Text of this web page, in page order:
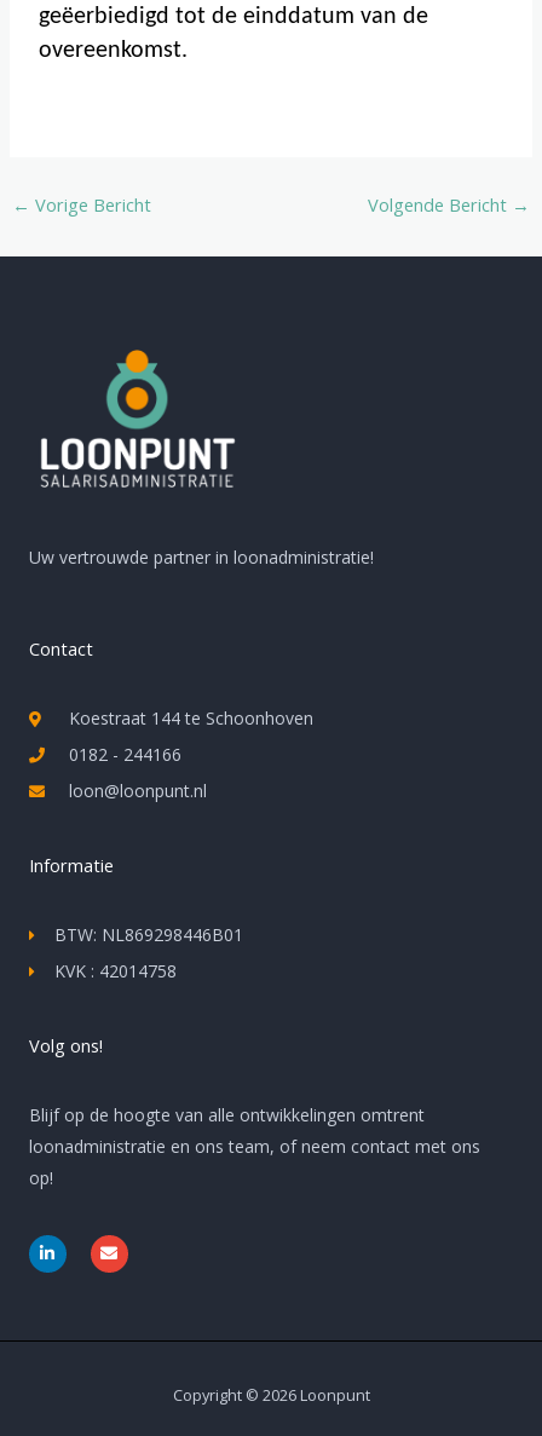
geëerbiedigd tot de einddatum van de
overeenkomst.
← Vorige Bericht Volgende Bericht →
Uw vertrouwde partner in loonadministratie!
Contact
Koestraat 144 te Schoonhoven
0182 - 244166
loon@loonpunt.nl
Informatie
BTW: NL869298446B01
KVK : 42014758
Volg ons!
Blijf op de hoogte van alle ontwikkelingen omtrent
loonadministratie en ons team, of neem contact met ons
op!
L
i
n
i
E
n
v
p
Copyright © 2026 Loonpunt